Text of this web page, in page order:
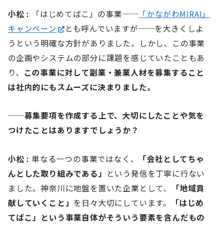
小松 : 「はじめてばこ」の事業── 「かながわMIRAI」
キャンペーン
とも呼んでいますが──を大きくしよ
うという明確な方針がありました。しかし、この事業
の企画やシステムの部分に課題を感じていたこともあ
り、 この事業に対して副業・兼業人材を募集すること
は社内的にもスムーズに決まりました。
──募集要項を作成する上で、大切にしたことや気を
つけたことはありますでしょうか？
小松 : 単なる一つの事業ではなく、
「会社としてちゃ
んとした取り組みである」 という発信を丁寧に行ない
ました。神奈川に地盤を置いた企業として、
「地域貢
献していくこと」 を日々大切にしています。
「はじめ
てばこ」という事業自体がそういう要素を含んだもの